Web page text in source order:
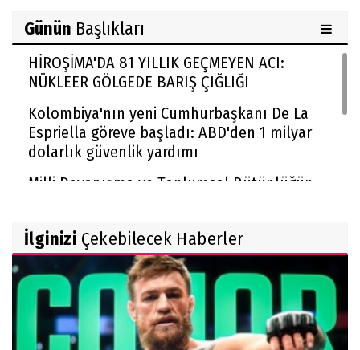
Günün Başlıkları
HİROŞİMA'DA 81 YILLIK GEÇMEYEN ACI:
NÜKLEER GÖLGEDE BARIŞ ÇIĞLIĞI
Kolombiya'nın yeni Cumhurbaşkanı De La
Espriella göreve başladı: ABD'den 1 milyar
dolarlık güvenlik yardımı
Milli Dayanışma ve Toplumsal Bütünlüğün
McGregor UFC'ye dönüyor
İlginizi Çekebilecek Haberler